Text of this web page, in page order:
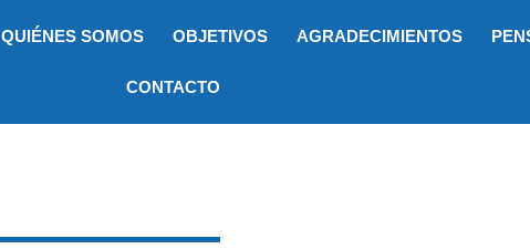
QUIÉNES SOMOS OBJETIVOS AGRADECIMIENTOS
CONTACTO